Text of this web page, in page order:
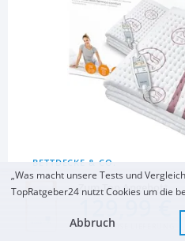
Zum Top Angebot
KOSTENLOSE LIEFERUNG
BETTDECKE & CO.
Wärmeunterbett
Beurer UB 90 Komfort
Wärme-Unterbett
„Was macht unsere Tests und
TopRatgeber24 nutzt Cookies um die
Abbruch